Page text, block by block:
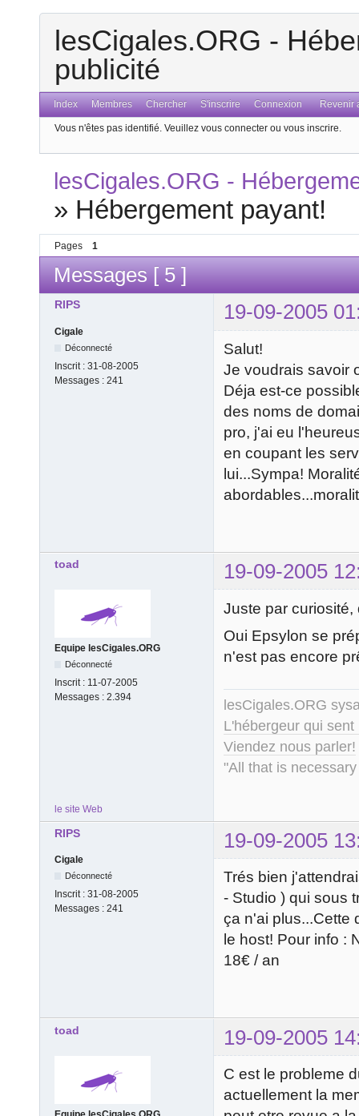
lesCigales.ORG -
publicité
Index Membres Chercher S'inscrire Connexion Revenir
Vous n'êtes pas identifié. Veuillez vous connecter ou vous inscrire.
lesCigales.ORG -
» Hébergement payant!
Pages 1
Messages [ 5 ]
RIPS 19-09-2005
Cigale
Déconnecté
Inscrit : 31-08-2005
Messages : 241
Salut!
Je voudrais savoir
Déja est-ce
des noms de
pro, j'ai eu
en coupant les
lui...Sympa!
toad 19-09-2005
Equipe lesCigales.ORG
Déconnecté
Inscrit : 11-07-2005
Messages : 2.394
Juste par
Oui Epsylon se
n'est pas encore
lesCigales.ORG
L'hébergeur qui
Viendez nous parler!
"All that is
le site Web
RIPS 19-09-2005
Cigale
Déconnecté
Inscrit : 31-08-2005
Messages : 241
Trés bien
- Studio ) qui sous
ça n'ai plus...Cette
le host! Pour info :
18€ / an
toad 19-09-2005
C est le probleme
actuellement la